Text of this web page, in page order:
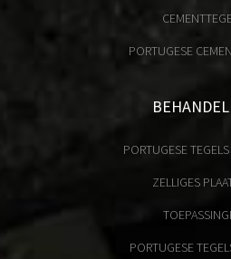
PORTUGESE
PORTUGESE
ZELLIGES
PORTUGESE